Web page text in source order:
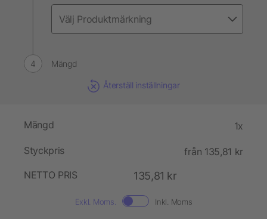
Mängd
Återställ inställningar
Mängd 1x
Styckpris
från 135,81 kr
NETTO PRIS
135,81 kr
Exkl. Moms. Inkl. Moms